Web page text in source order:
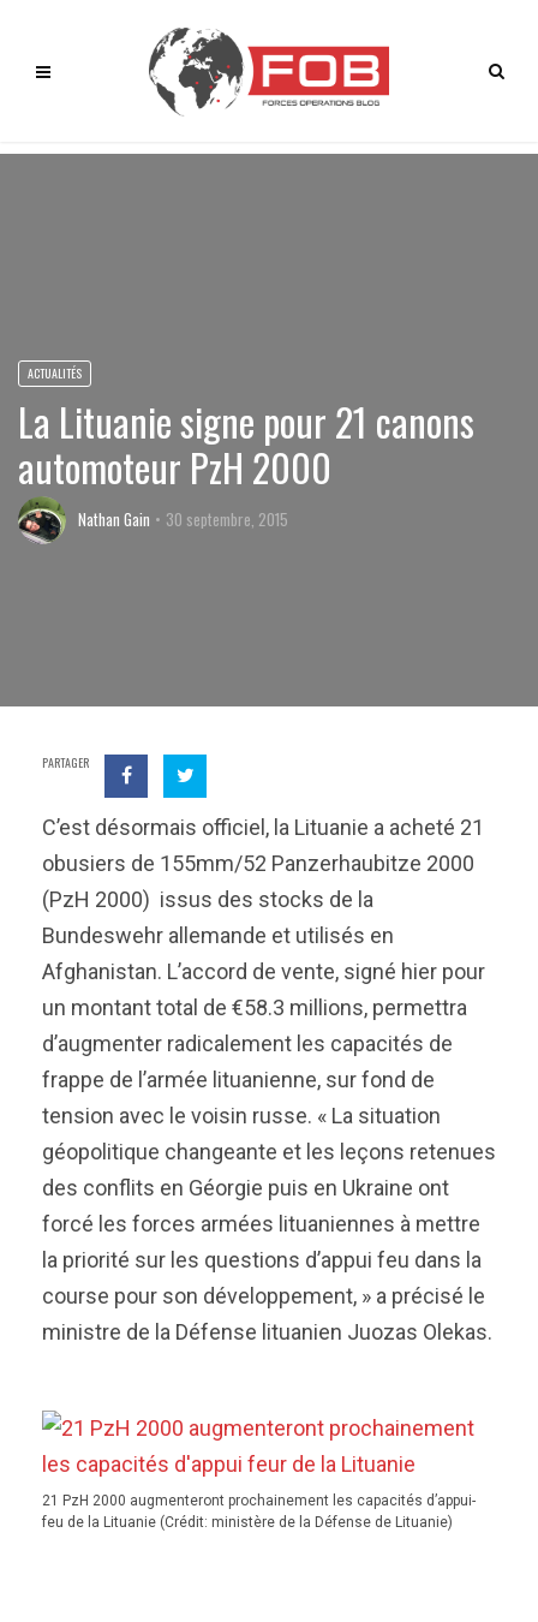
ACTUALITÉS
La Lituanie signe pour 21 canons
automoteur PzH 2000
Nathan Gain 30 septembre, 2015
PARTAGER
C’est désormais officiel, la Lituanie a acheté 21
obusiers de 155mm/52 Panzerhaubitze 2000
(PzH 2000) issus des stocks de la
Bundeswehr allemande et utilisés en
Afghanistan. L’accord de vente, signé hier pour
un montant total de €58.3 millions, permettra
d’augmenter radicalement les capacités de
frappe de l’armée lituanienne, sur fond de
tension avec le voisin russe. « La situation
géopolitique changeante et les leçons retenues
des conflits en Géorgie puis en Ukraine ont
forcé les forces armées lituaniennes à mettre
la priorité sur les questions d’appui feu dans la
course pour son développement, » a précisé le
ministre de la Défense lituanien Juozas Olekas.
21 PzH 2000 augmenteront prochainement les capacités d’appui-
feu de la Lituanie (Crédit: ministère de la Défense de Lituanie)